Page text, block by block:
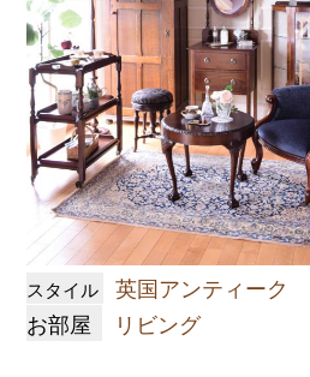
スタイル
英国アンティーク
お部屋
リビング